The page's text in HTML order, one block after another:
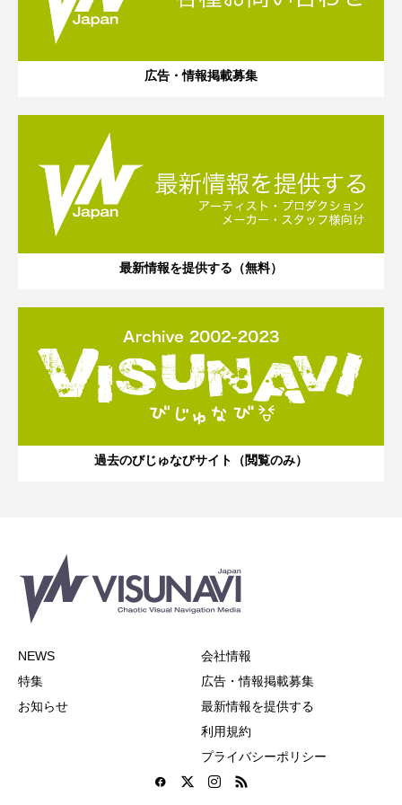
広告・情報掲載募集
最新情報を提供する（無料）
過去のびじゅなびサイト（閲覧のみ）
NEWS
特集
お知らせ
会社情報
広告・情報掲載募集
最新情報を提供する
利用規約
プライバシーポリシー